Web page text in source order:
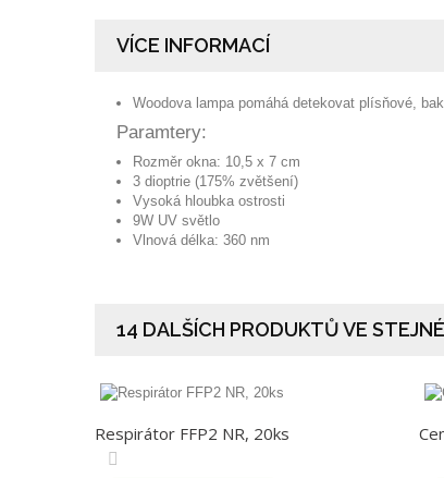
VÍCE INFORMACÍ
Woodova lampa pomáhá detekovat plísňové,
Paramtery:
Rozměr okna: 10,5 x 7 cm
3 dioptrie (175% zvětšení)
Vysoká hloubka ostrosti
9W UV světlo
Vlnová délka: 360 nm
14 DALŠÍCH PRODUKTŮ VE
Respirátor FFP2 NR, 20ks